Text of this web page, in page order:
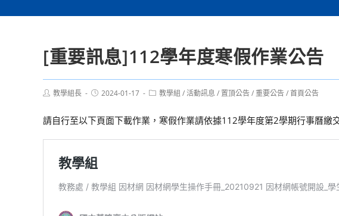
[重要訊息]112學年度寒假作業公告
Post教學組長
Post2024-01-17
Post教學組 /活動訊息 / 置頂公告/重要公告/首頁公告
請自行至以下頁面下載作業，寒假作業請依據112學年度第2學期行事曆繳